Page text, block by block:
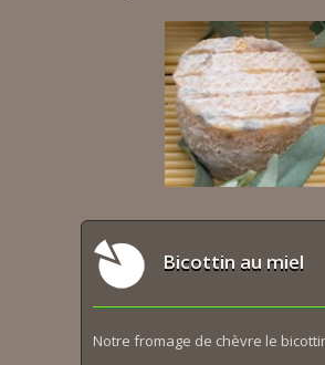
Bicottin au miel
Notre fromage de chèvre le